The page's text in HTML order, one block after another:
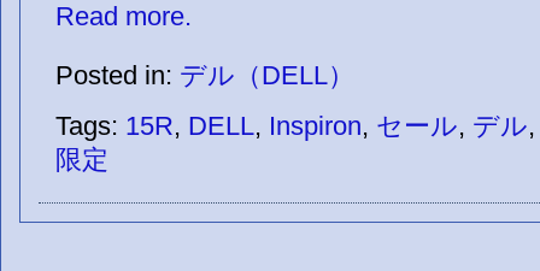
Read more.
Posted in: デル（DELL）
Tags: 15R, DELL, Inspiron, セール, デル
限定